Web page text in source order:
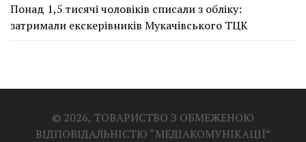
Понад 1,5 тисячі чоловіків списали з обліку:
затримали екскерівників Мукачівського ТЦК
© 2026, ТОВАРИСТВО З ОБМЕЖЕНОЮ
ВІДПОВІДАЛЬНІСТЮ “МЕДІАКОМУНІКАЦІЇ”